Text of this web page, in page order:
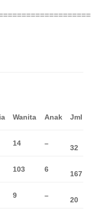
Wanita Anak Jml
14 –
32
103 6
167
9 –
20